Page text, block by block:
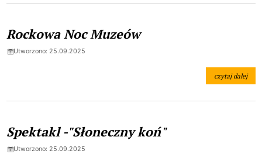
Rockowa Noc Muzeów
Utworzono: 25.09.2025
czytaj dalej
na temat:
Spektakl -"Słoneczny koń"
Utworzono: 25.09.2025